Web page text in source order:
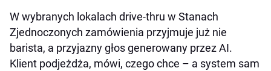
W wybranych lokalach drive-thru w Stanach
Zjednoczonych zamówienia przyjmuje już nie
barista, a przyjazny głos generowany przez AI.
Klient podjeżdża, mówi, czego chce – a system sam